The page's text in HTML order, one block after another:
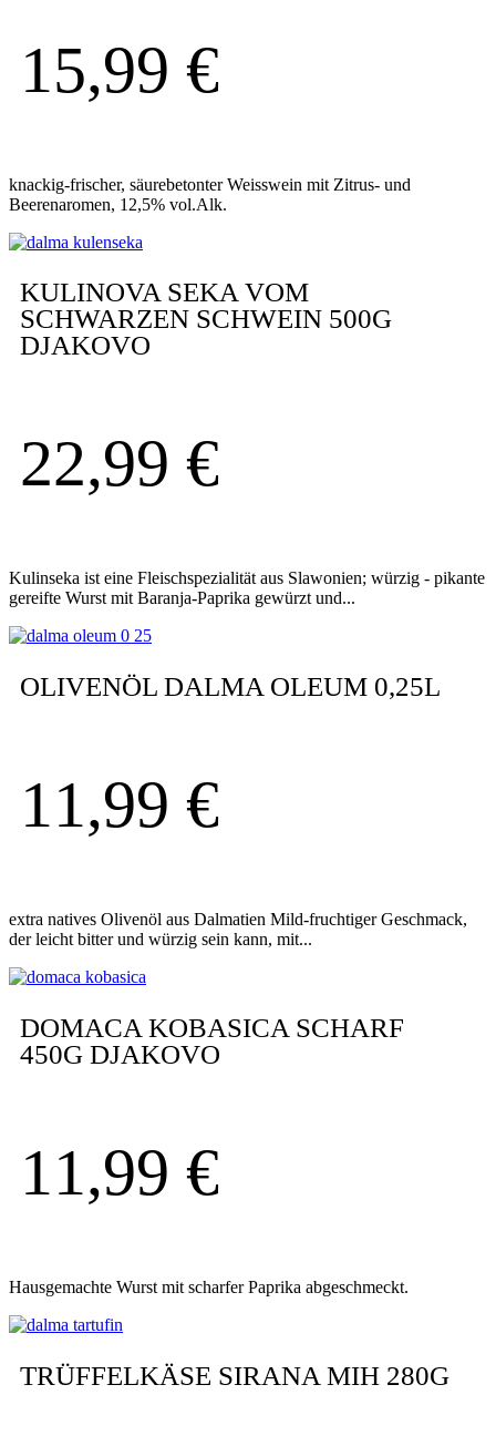
15,99 €
knackig-frischer, säurebetonter Weisswein mit Zitrus- und
Beerenaromen, 12,5% vol.Alk.
KULINOVA SEKA VOM
SCHWARZEN SCHWEIN 500G
DJAKOVO
22,99 €
Kulinseka ist eine Fleischspezialität aus Slawonien; würzig - pikante
gereifte Wurst mit Baranja-Paprika gewürzt und...
OLIVENÖL DALMA OLEUM 0,25L
11,99 €
extra natives Olivenöl aus Dalmatien Mild-fruchtiger Geschmack,
der leicht bitter und würzig sein kann, mit...
DOMACA KOBASICA SCHARF
450G DJAKOVO
11,99 €
Hausgemachte Wurst mit scharfer Paprika abgeschmeckt.
TRÜFFELKÄSE SIRANA MIH 280G